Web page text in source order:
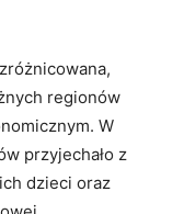
regionów
W
przyjechało z
dzieci oraz